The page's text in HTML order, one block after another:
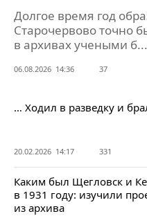
Долгое время год
Старочервово точно
в архивах учеными б...
06.08.2026 14:36 37
… Ходил в разведку и
20.02.2026 14:17 331
Каким был Щегловск и
в 1931 году: изучили
из архива